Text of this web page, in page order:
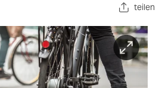
teilen